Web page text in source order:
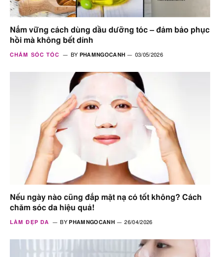
Nắm vững cách dùng dầu dưỡng tóc – đảm bảo phục
hồi mà không bết dính
CHĂM SÓC TÓC BY PHAMNGOCANH 03/05/2026
Nếu ngày nào cũng đắp mặt nạ có tốt không? Cách
chăm sóc da hiệu quả!
LÀM ĐẸP DA BY PHAMNGOCANH 26/04/2026